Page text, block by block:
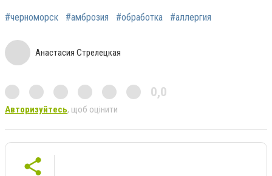
#черноморск #амброзия #обработка #аллергия
Анастасия Стрелецкая
0,0
Авторизуйтесь, щоб оцінити